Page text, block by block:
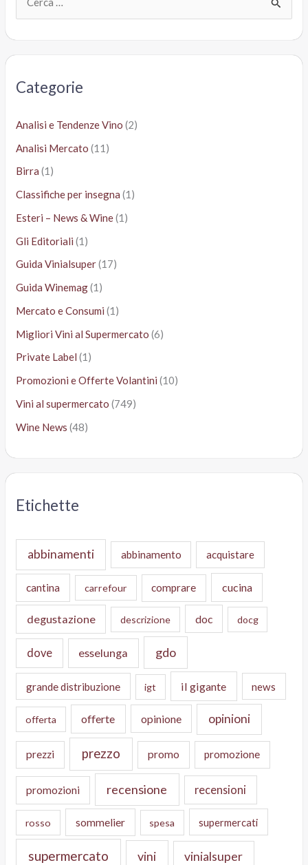
Categorie
Analisi e Tendenze Vino (2)
Analisi Mercato (11)
Birra (1)
Classifiche per insegna (1)
Esteri – News & Wine(1)
Gli Editoriali (1)
Guida Vinialsuper(17)
Guida Winemag(1)
Mercato e Consumi (1)
Migliori Vini al Supermercato (6)
Private Label (1)
Promozioni e Offerte Volantini (10)
Vini al supermercato (749)
Wine News (48)
Etichette
abbinamenti abbinamento acquistare
cantina carrefour comprare cucina
degustazione descrizione doc docg
dove esselunga gdo
grande distribuzione igt il gigante news
offerta offerte opinione opinioni
prezzi prezzo promo promozione
promozioni recensione recensioni
rosso sommelier spesa supermercati
supermercato vini vinialsuper